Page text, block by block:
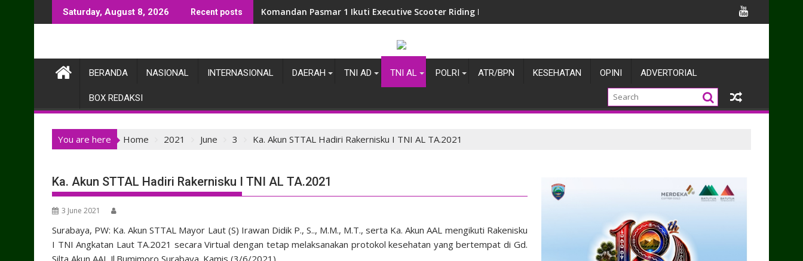
to
Saturday, August 8, 2026 Recent posts Danyonif 4 Marinir Laksanakan Latihan Menembak Pistol Bersama Prajuritnya
BERANDA NASIONAL INTERNASIONAL DAERAH TNI AD TNI AL POLRI ATR/BPN KESEHATAN OPINI ADVERTORIAL
BOX REDAKSI
You are here Home 2021 June 3 Ka. Akun STTAL Hadiri Rakernisku I TNI AL TA.2021
Ka. Akun STTAL Hadiri Rakernisku I TNI AL TA.2021
3 June 2021
Surabaya, PW: Ka. Akun STTAL Mayor Laut (S) Irawan Didik P., S.., M.M., M.T., serta Ka. Akun AAL mengikuti Rakenisku
I TNI Angkatan Laut TA.2021 secara Virtual dengan tetap melaksanakan protokol kesehatan yang bertempat di Gd.
Silta Akun AAL Jl.Bumimoro Surabaya. Kamis (3/6/2021)